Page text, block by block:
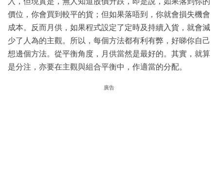
價位，你會買到較平的貨；但如果落唔到，你就會損失機會
成本。反而月供，如果程式設定了定時及持續入貨，就會減
少了人為的主觀。所以，每個方法都有利有弊，好睇你自己
想邊個方法。從平衡角度，月供當然是最好的。其實，就算
是分注，亦要在主觀與組合平衡中，作適當的分配。
廣告